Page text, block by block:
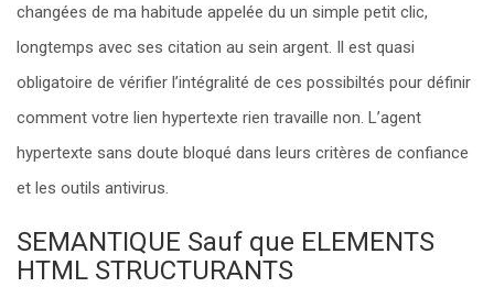
changées de ma habitude appelée du un simple petit clic,
longtemps avec ses citation au sein argent. Il est quasi
obligatoire de vérifier l’intégralité de ces possibiltés pour définir
comment votre lien hypertexte rien travaille non. L’agent
hypertexte sans doute bloqué dans leurs critères de confiance
et les outils antivirus.
SEMANTIQUE Sauf que ELEMENTS
HTML STRUCTURANTS